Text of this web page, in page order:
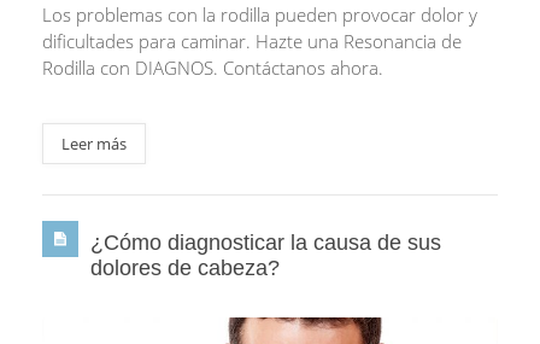
Los problemas con la rodilla pueden provocar dolor y
dificultades para caminar. Hazte una Resonancia de
Rodilla con DIAGNOS. Contáctanos ahora.
Leer más
¿Cómo diagnosticar la causa de sus
dolores de cabeza?